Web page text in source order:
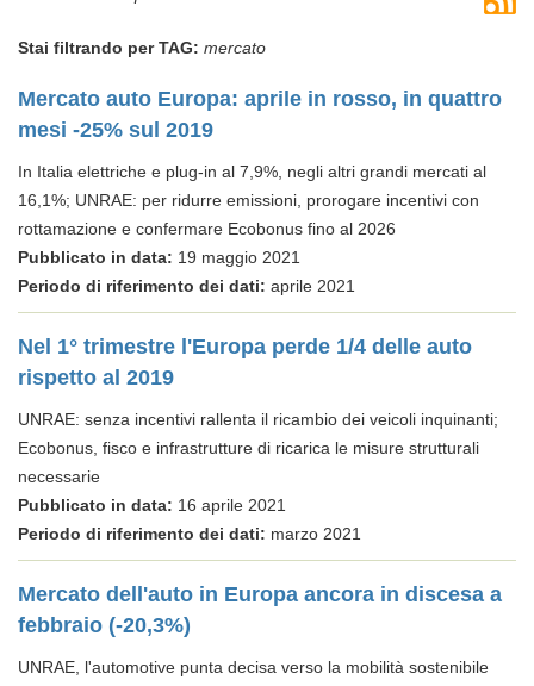
Stai filtrando per TAG: mercato
Mercato auto Europa: aprile in rosso, in quattro
mesi -25% sul 2019
In Italia elettriche e plug-in al 7,9%, negli altri grandi mercati al
16,1%; UNRAE: per ridurre emissioni, prorogare incentivi con
rottamazione e confermare Ecobonus fino al 2026
Pubblicato in data: 19 maggio 2021
Periodo di riferimento dei dati: aprile 2021
Nel 1° trimestre l'Europa perde 1/4 delle auto
rispetto al 2019
UNRAE: senza incentivi rallenta il ricambio dei veicoli inquinanti;
Ecobonus, fisco e infrastrutture di ricarica le misure strutturali
necessarie
Pubblicato in data: 16 aprile 2021
Periodo di riferimento dei dati: marzo 2021
Mercato dell'auto in Europa ancora in discesa a
febbraio (-20,3%)
UNRAE, l'automotive punta decisa verso la mobilità sostenibile